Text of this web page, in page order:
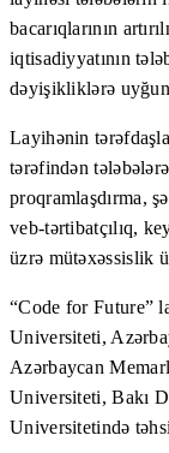
bacarıqlarının
iqtisadiyyatının
dəyişikliklərə
Layihənin
tərəfindən
proqramlaşdırma,
veb-tərtibatçılıq,
üzrə mütəxəssislik
“Сode for Future”
Universiteti,
Azərbaycan
Universiteti, Bakı
Universitetində